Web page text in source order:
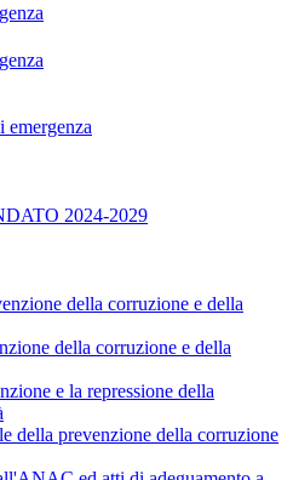
emergenza
2024-2029
della corruzione e della
della corruzione e della
e la repressione della
della prevenzione della corruzione